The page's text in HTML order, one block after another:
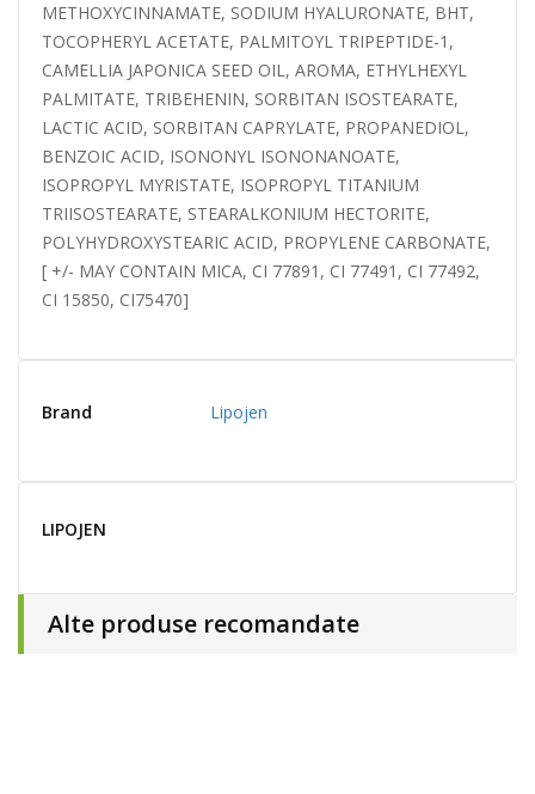
METHOXYCINNAMATE, SODIUM HYALURONATE, BHT,
TOCOPHERYL ACETATE, PALMITOYL TRIPEPTIDE-1,
CAMELLIA JAPONICA SEED OIL, AROMA, ETHYLHEXYL
PALMITATE, TRIBEHENIN, SORBITAN ISOSTEARATE,
LACTIC ACID, SORBITAN CAPRYLATE, PROPANEDIOL,
BENZOIC ACID, ISONONYL ISONONANOATE,
ISOPROPYL MYRISTATE, ISOPROPYL TITANIUM
TRIISOSTEARATE, STEARALKONIUM HECTORITE,
POLYHYDROXYSTEARIC ACID, PROPYLENE CARBONATE,
[ +/- MAY CONTAIN MICA, CI 77891, CI 77491, CI 77492,
CI 15850, CI75470]
Brand Lipojen
LIPOJEN
Alte produse recomandate